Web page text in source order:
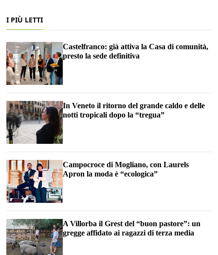
I PIÙ LETTI
Castelfranco: già attiva la Casa di comunità,
presto la sede definitiva
In Veneto il ritorno del grande caldo e delle
notti tropicali dopo la “tregua”
Campocroce di Mogliano, con Laurels
Apron la moda è “ecologica”
A Villorba il Grest del “buon pastore”: un
gregge affidato ai ragazzi di terza media